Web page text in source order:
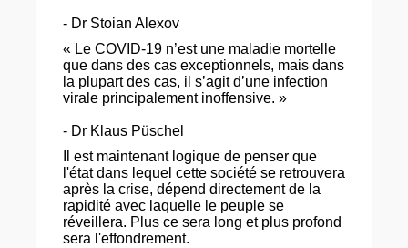
- Dr Stoian Alexov
« Le COVID-19 n’est une maladie mortelle
que dans des cas exceptionnels, mais dans
la plupart des cas, il s’agit d’une infection
virale principalement inoffensive. »
- Dr Klaus Püschel
Il est maintenant logique de penser que
l'état dans lequel cette société se retrouvera
après la crise, dépend directement de la
rapidité avec laquelle le peuple se
réveillera. Plus ce sera long et plus profond
sera l'effondrement.